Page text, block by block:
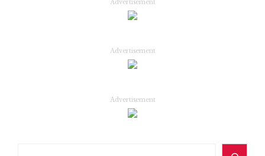
Advertisement
Advertisement
Advertisement